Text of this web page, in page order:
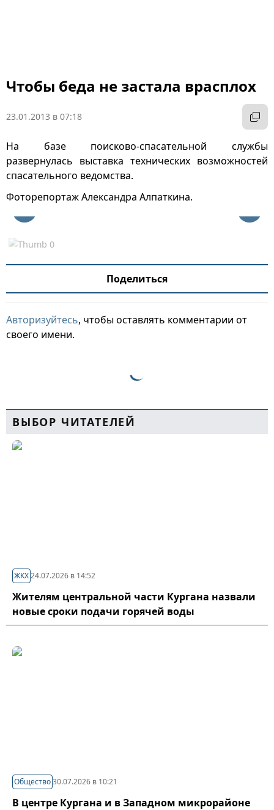
Чтобы беда не застала врасплох
23.01.2013 в 07:18
На базе поисково-спасательной службы
развернулась выставка технических возможностей
спасательного ведомства.
Фоторепортаж Александра Алпаткина.
Поделиться
Авторизуйтесь, чтобы оставлять комментарии от
своего имени.
ВЫБОР ЧИТАТЕЛЕЙ
ЖКХ24.07.2026 в 14:52
Жителям центральной части Кургана назвали
новые сроки подачи горячей воды
Общество30.07.2026 в 10:21
В центре Кургана и в Западном микрорайоне